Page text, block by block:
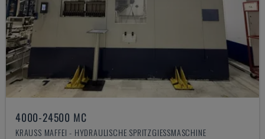
4000-24500 MC
KRAUSS MAFFEI - HYDRAULISCHE SPRITZGIESSMASCHINE